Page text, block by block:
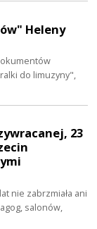
Heleny
do limuzyny",
23
nie zabrzmiała ani
salonów,